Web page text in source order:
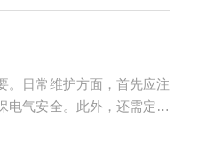
。日常维护方面，首先应注
电气安全。此外，还需定期